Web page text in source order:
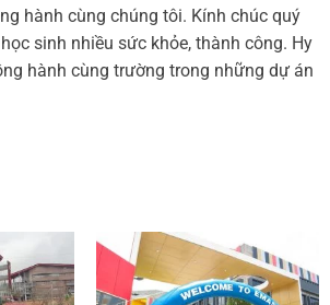
hành cùng chúng tôi. Kính chúc quý
sinh nhiều sức khỏe, thành công. Hy
hành cùng trường trong những dự án